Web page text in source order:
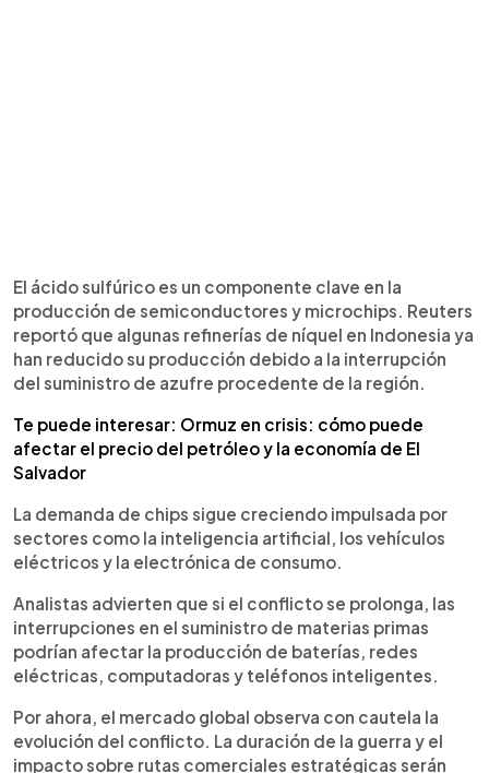
El ácido sulfúrico es un componente clave en la
producción de semiconductores y microchips. Reuters
reportó que algunas refinerías de níquel en Indonesia ya
han reducido su producción debido a la interrupción
del suministro de azufre procedente de la región.
Te puede interesar: Ormuz en crisis: cómo puede
afectar el precio del petróleo y la economía de El
Salvador
La demanda de chips sigue creciendo impulsada por
sectores como la inteligencia artificial, los vehículos
eléctricos y la electrónica de consumo.
Analistas advierten que si el conflicto se prolonga, las
interrupciones en el suministro de materias primas
podrían afectar la producción de baterías, redes
eléctricas, computadoras y teléfonos inteligentes.
Por ahora, el mercado global observa con cautela la
evolución del conflicto. La duración de la guerra y el
impacto sobre rutas comerciales estratégicas serán